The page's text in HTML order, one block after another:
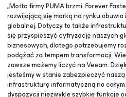
„Motto firmy PUMA brzmi: Forever
rozwijającą się marką na rynku
globalnej. Dotyczy to także
się przyspieszyć cyfryzację naszych
biznesowych, dlatego potrzebujemy
podążać za tempem transformacji.
zawsze możemy liczyć na Veeam.
jesteśmy w stanie zabezpieczyć
infrastrukturę informatyczną na
dyspozycji niezwykle szybkie funkcje